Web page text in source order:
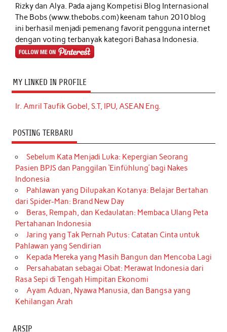
Rizky dan Alya. Pada ajang Kompetisi Blog Internasional
The Bobs (www.thebobs.com) keenam tahun 2010 blog
ini berhasil menjadi pemenang favorit pengguna internet
dengan voting terbanyak kategori Bahasa Indonesia.
MY LINKED IN PROFILE
Ir. Amril Taufik Gobel, S.T, IPU, ASEAN Eng.
POSTING TERBARU
Sebelum Kata Menjadi Luka: Kepergian Seorang
Pasien BPJS dan Panggilan ‘Einfühlung’ bagi Nakes
Indonesia
Pahlawan yang Dilupakan Kotanya: Belajar Bertahan
dari Spider-Man: Brand New Day
Beras, Rempah, dan Kedaulatan: Membaca Ulang Peta
Pertahanan Indonesia
Jaring yang Tak Pernah Putus: Catatan Cinta untuk
Pahlawan yang Sendirian
Kepada Mereka yang Masih Bangun dan Mencoba Lagi
Persahabatan sebagai Obat: Merawat Indonesia dari
Rasa Sepi di Tengah Himpitan Ekonomi
Ayam Aduan, Nyawa Manusia, dan Bangsa yang
Kehilangan Arah
ARSIP